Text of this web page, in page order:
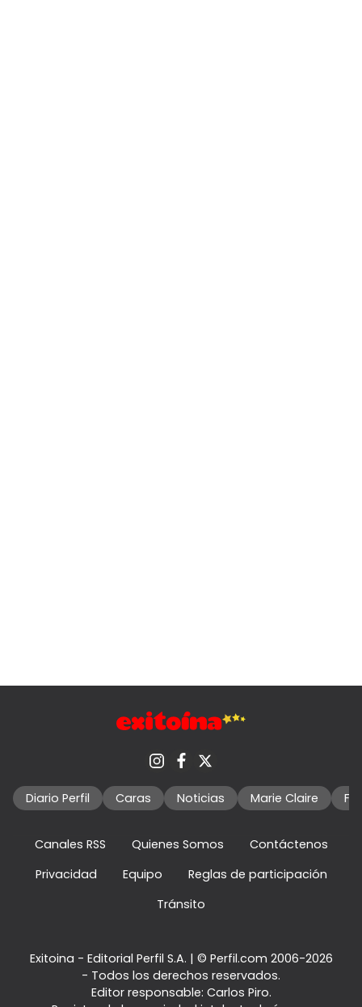
Diario Perfil Caras Noticias Marie Claire
Canales RSS Quienes Somos
Contáctenos
Privacidad
Equipo
Reglas de participación
Tránsito
Exitoina - Editorial Perfil S.A. | © Perfil.com 2006-2026
- Todos los derechos reservados.
Editor responsable: Carlos Piro.